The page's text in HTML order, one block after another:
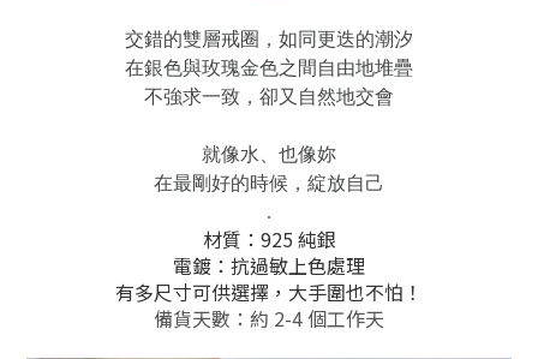
交錯的雙層戒圈，如同更迭的潮汐
在銀色與玫瑰金色之間自由地堆疊
不強求一致，卻又自然地交會
就像水、也像妳
在最剛好的時候，綻放自己
.
材質：925 純銀
電鍍：抗過敏上色處理
有多尺寸可供選擇，大手圍也不怕！
備貨天數：約 2-4 個工作天